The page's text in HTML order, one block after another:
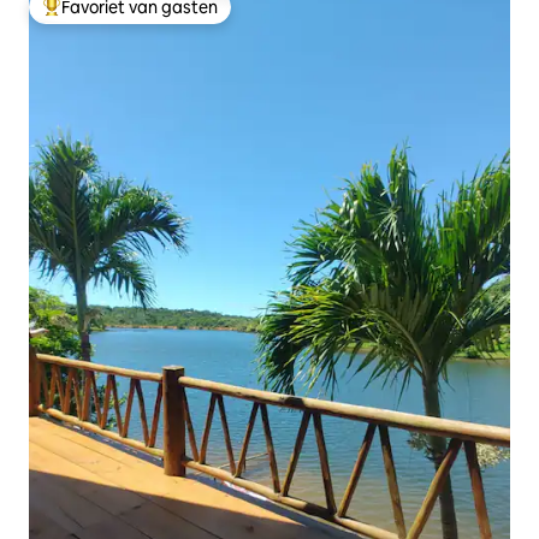
Topfavoriet van gasten
Favoriet van gasten